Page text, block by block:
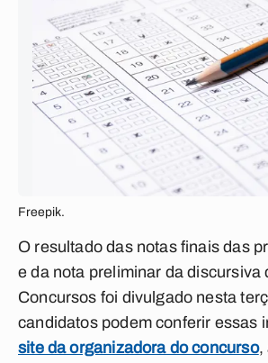
Freepik.
O resultado das notas finais das
e da nota preliminar da discursiva
Concursos foi divulgado nesta
candidatos podem conferir essas
site da organizadora do concurso,